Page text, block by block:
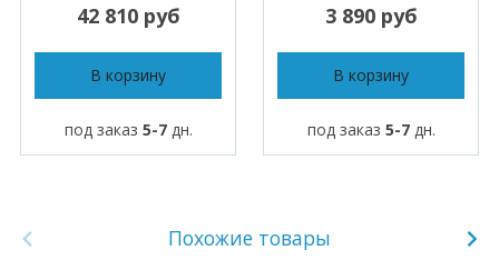
42 810 руб
В корзину
под заказ 5-7дн.
3 890 руб
В корзину
под заказ 5-7дн.
Похожие товары